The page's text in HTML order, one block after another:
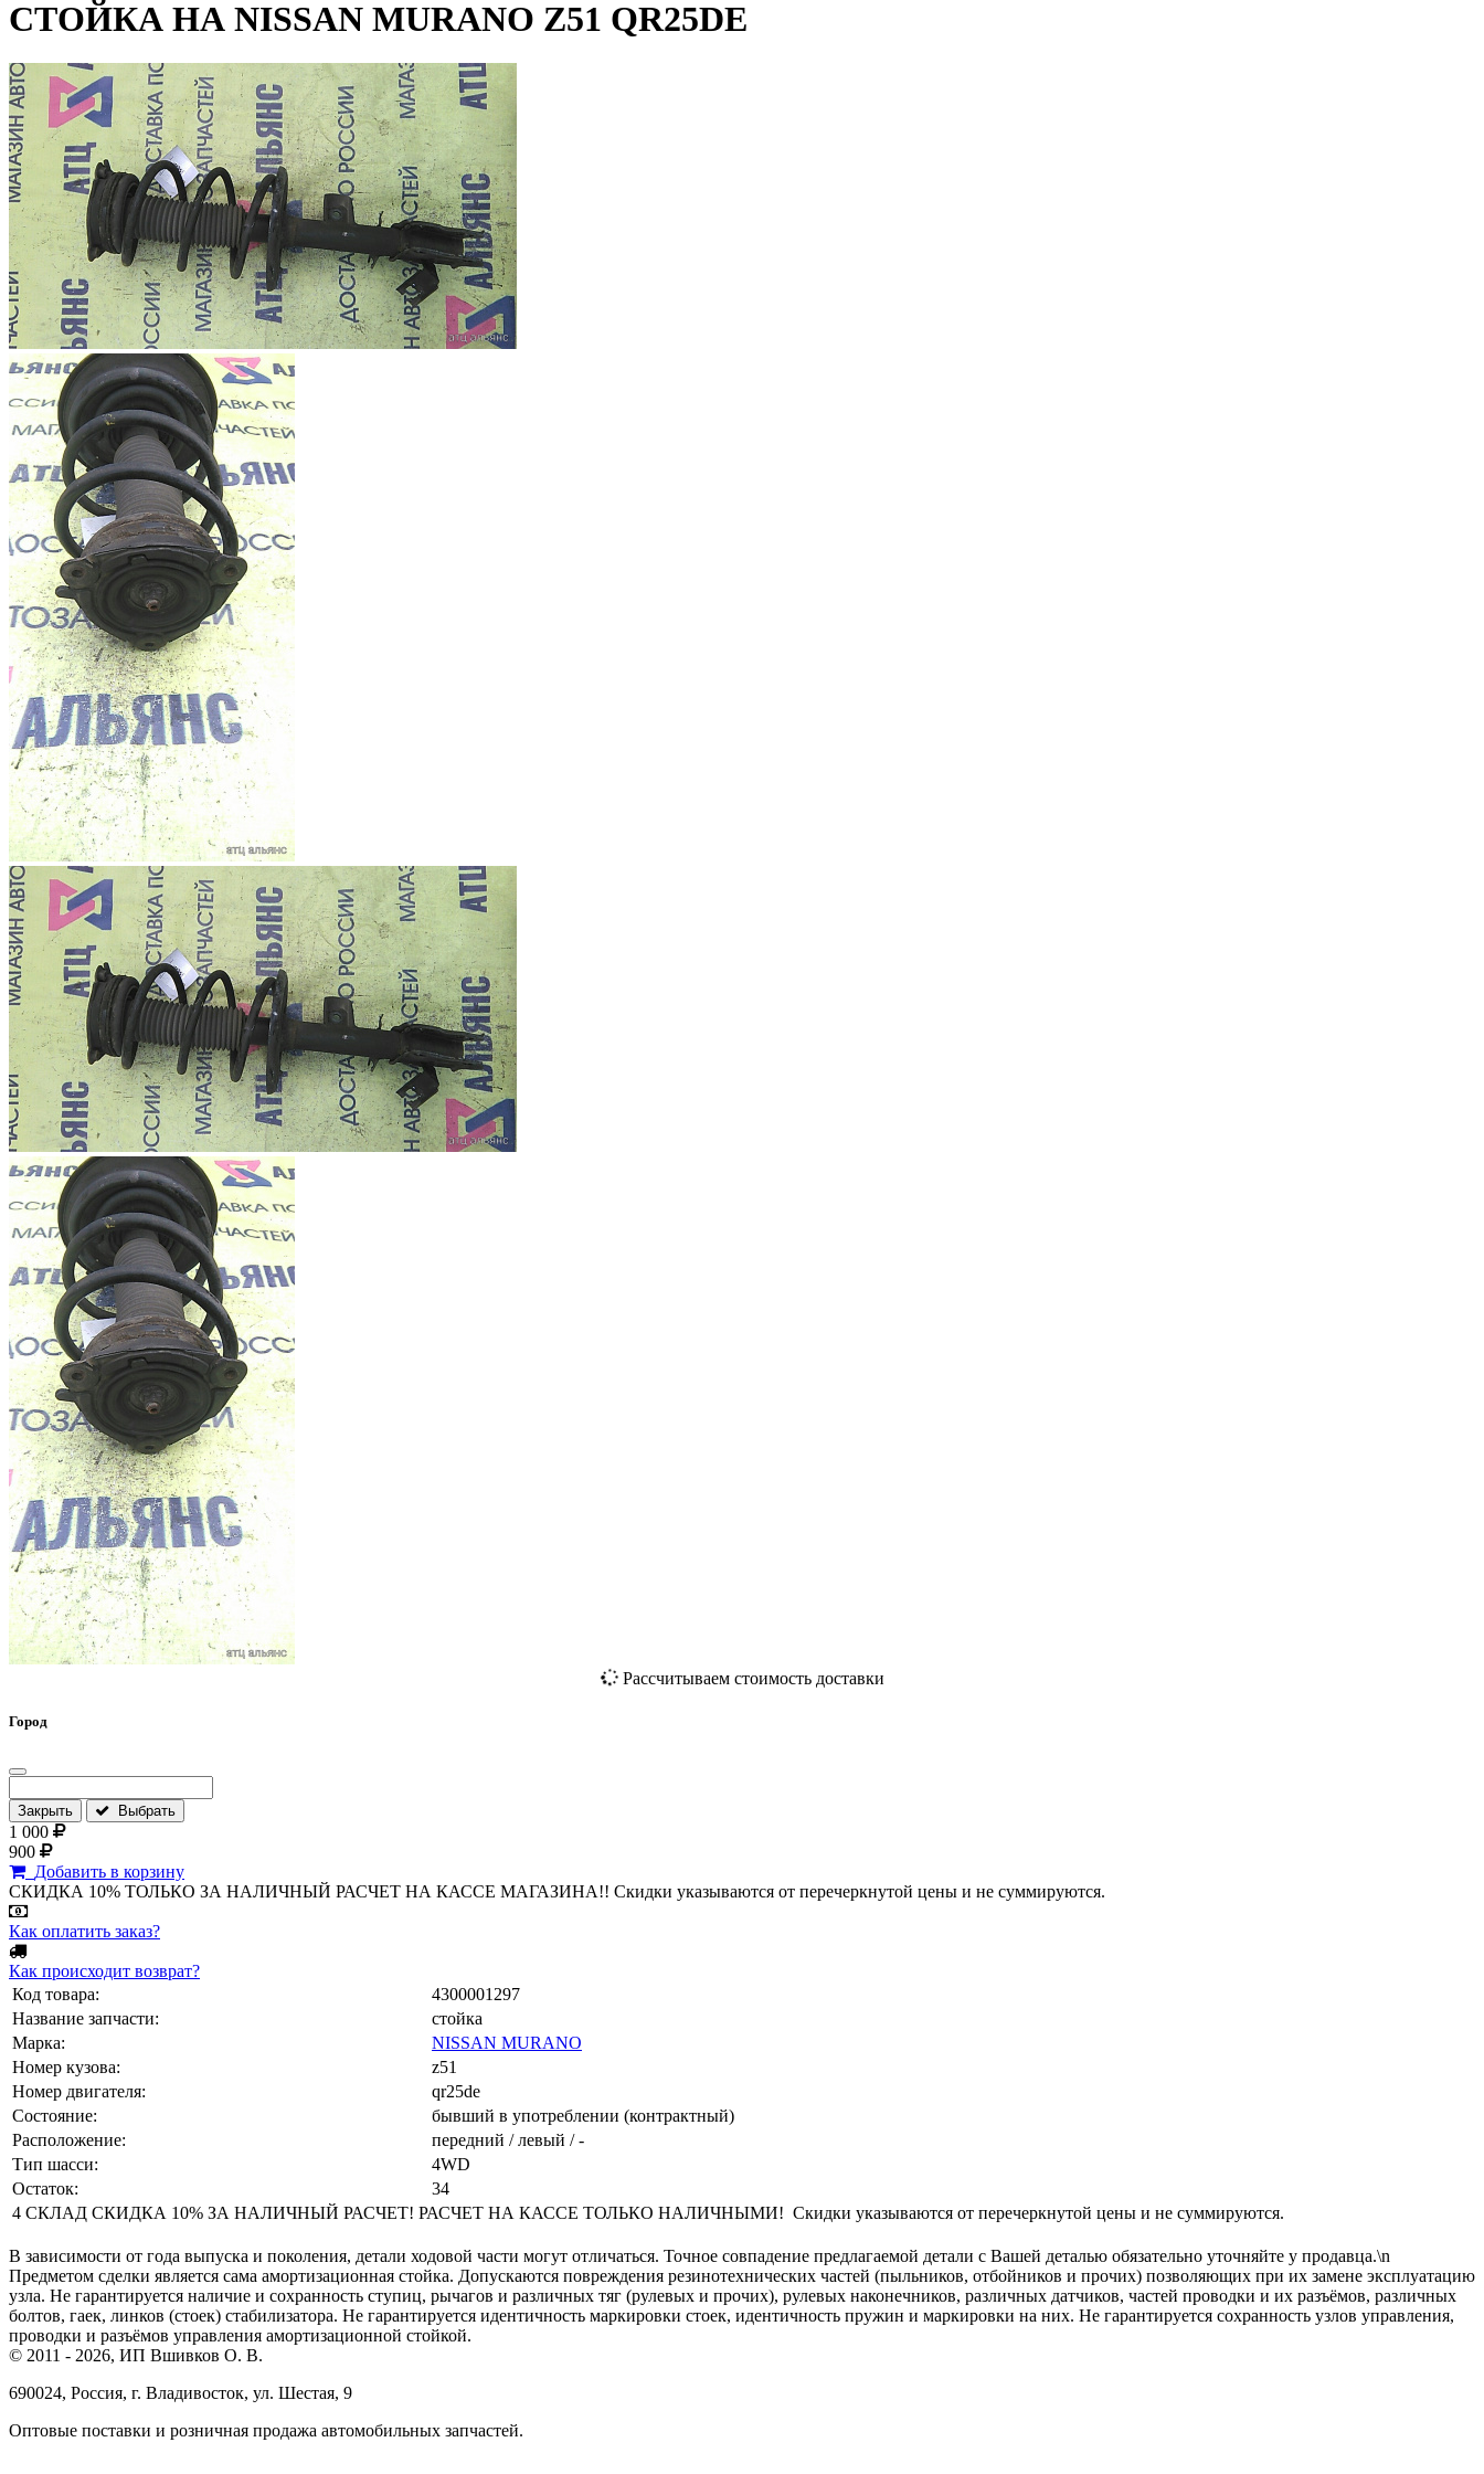
СТОЙКА НА NISSAN MURANO Z51 QR25DE
Рассчитываем стоимость доставки
Город
Закрыть Выбрать
1 000
900
Добавить в корзину
СКИДКА 10% ТОЛЬКО ЗА НАЛИЧНЫЙ РАСЧЕТ НА КАССЕ МАГАЗИНА!! Скидки указываются от перечеркнутой цены и не суммируются.
Как оплатить заказ?
Как происходит возврат?
Код товара:
4300001297
Название запчасти:
стойка
Марка:
NISSAN MURANO
Номер кузова:
z51
Номер двигателя:
qr25de
Состояние:
бывший в употреблении (контрактный)
Расположение:
передний / левый / -
Тип шасси:
4WD
Остаток:
34
4 СКЛАД СКИДКА 10% ЗА НАЛИЧНЫЙ РАСЧЕТ! РАСЧЕТ НА КАССЕ ТОЛЬКО НАЛИЧНЫМИ! Скидки указываются от перечеркнутой цены и не суммируются.
В зависимости от года выпуска и поколения, детали ходовой части могут отличаться. Точное совпадение предлагаемой детали с Вашей деталью обязательно уточняйте у продавца.\n
Предметом сделки является сама амортизационная стойка. Допускаются повреждения резинотехнических частей (пыльников, отбойников и прочих) позволяющих при их замене эксплуатацию
узла. Не гарантируется наличие и сохранность ступиц, рычагов и различных тяг (рулевых и прочих), рулевых наконечников, различных датчиков, частей проводки и их разъёмов, различных
болтов, гаек, линков (стоек) стабилизатора. Не гарантируется идентичность маркировки стоек, идентичность пружин и маркировки на них. Не гарантируется сохранность узлов управления,
проводки и разъёмов управления амортизационной стойкой.
© 2011 - 2026, ИП Вшивков О. В.
690024, Россия, г. Владивосток, ул. Шестая, 9
Оптовые поставки и розничная продажа автомобильных запчастей.